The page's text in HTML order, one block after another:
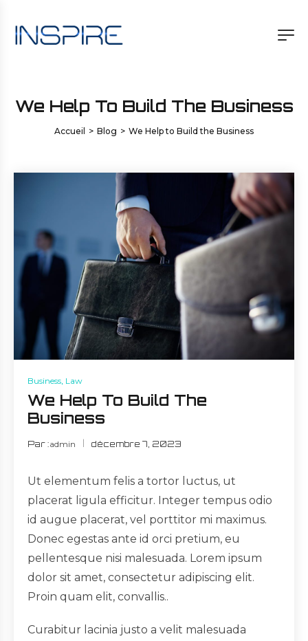
We Help To Build The Business
Accueil > Blog > We Help to Build the Business
Business Law
We Help To Build The
Business
Par :admin décembre 7, 2023
Ut elementum felis a tortor luctus, ut
placerat ligula efficitur. Integer tempus odio
id augue placerat, vel porttitor mi maximus.
Donec egestas ante id orci pretium, eu
pellentesque nisi malesuada. Lorem ipsum
dolor sit amet, consectetur adipiscing elit.
Proin quam elit, convallis..
Curabitur lacinia justo a velit malesuada